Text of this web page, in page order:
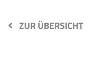
ZUR ÜBERSICHT